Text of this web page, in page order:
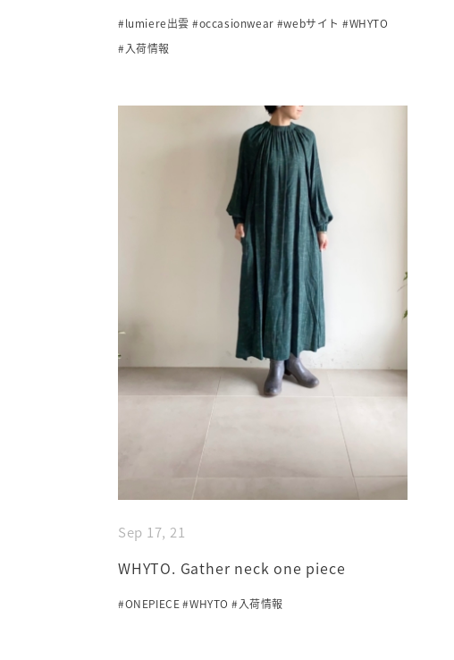
#lumiere出雲 #occasionwear #webサイト #WHYTO
#入荷情報
Sep 17, 21
WHYTO. Gather neck one piece
#ONEPIECE#WHYTO #入荷情報